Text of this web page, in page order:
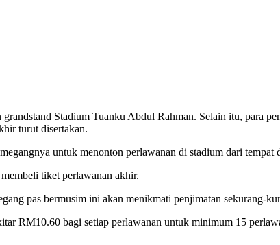
Stadium Tuanku Abdul Rahman. Selain itu, para
turut disertakan.
untuk menonton perlawanan di stadium dari tempat
tiket perlawanan akhir.
pas bermusim ini akan menikmati penjimatan sekurang-
RM10.60 bagi setiap perlawanan untuk minimum 15